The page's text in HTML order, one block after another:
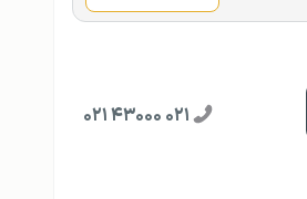
۰۲۱ ۴۳۰۰۰ ۰۲۱